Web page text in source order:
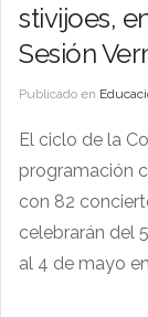
stivijoes,
Sesión
Publicado en
El ciclo de la
programación
con 82
celebrarán del
al 4 de mayo